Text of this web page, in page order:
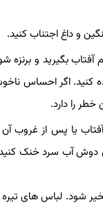
و داغ اجتناب کنید.
آفتاب بگیرید و
ضدافتابی که فاکتور محافظت در برابر آفتاب آن دست
یا پس از غروب آن
دوش آب سرد خنک
شود. لباس های